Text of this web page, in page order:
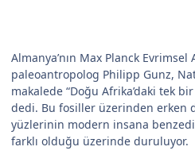
Almanya’nın Max Planck
paleoantropolog Philipp Gunz,
makalede “Doğu Afrika’daki tek
dedi. Bu fosiller üzerinden erken
yüzlerinin modern insana
farklı olduğu üzerinde duruluyor.